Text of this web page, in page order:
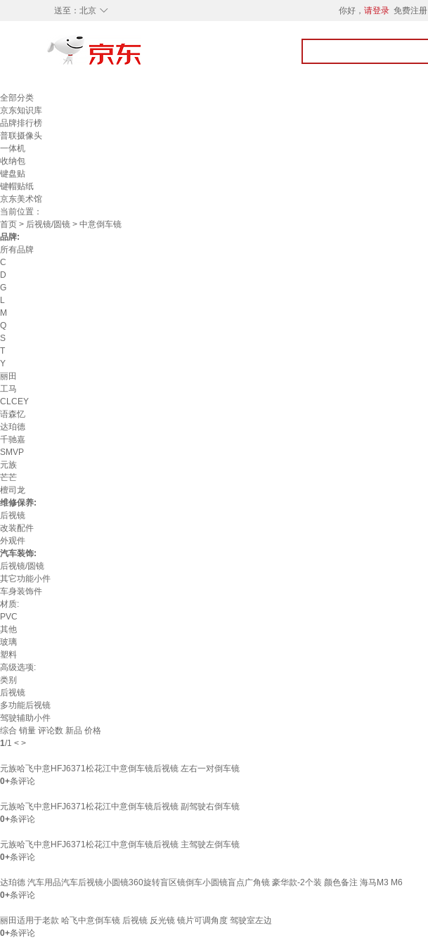
◇
送至： 北京 你好， 请登录 免费注册
全部分类
京东知识库
品牌排行榜
普联摄像头
一体机
收纳包
键盘贴
键帽贴纸
京东美术馆
当前位置：
首页 > 后视镜/圆镜 > 中意倒车镜
品牌:
所有品牌
C
D
G
L
M
Q
S
T
Y
丽田
工马
CLCEY
语森忆
达珀德
千驰嘉
SMVP
元族
芒芒
檀司龙
维修保养:
后视镜
改装配件
外观件
汽车装饰:
后视镜/圆镜
其它功能小件
车身装饰件
材质:
PVC
其他
玻璃
塑料
高级选项:
类别
后视镜
多功能后视镜
驾驶辅助小件
综合 销量 评论数 新品 价格
1/1 < >
元族哈飞中意HFJ6371松花江中意倒车镜后视镜 左右一对倒车镜
0+条评论
元族哈飞中意HFJ6371松花江中意倒车镜后视镜 副驾驶右倒车镜
0+条评论
元族哈飞中意HFJ6371松花江中意倒车镜后视镜 主驾驶左倒车镜
0+条评论
达珀德 汽车用品汽车后视镜小圆镜360旋转盲区镜倒车小圆镜盲点广角镜 豪华款-2个装 颜色备注 海马M3 M6
0+条评论
丽田适用于老款 哈飞中意倒车镜 后视镜 反光镜 镜片可调角度 驾驶室左边
0+条评论